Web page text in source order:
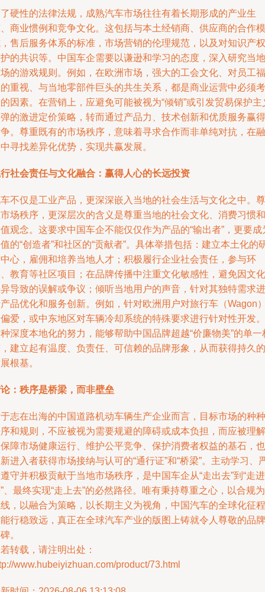
硬性的法律法规，成熟汽车市场往往有着长期形成的产业生
商业惯例和竞争文化。这包括与本土经销商、供应商的合作模
售后服务体系的标准，市场营销的伦理规范，以及对知识产权
的共识等。中国车企需要以谦逊和学习的态度，深入研究当地
的游戏规则。例如，在欧洲市场，强大的工会文化、对员工福
重视、与当地零部件巨头的共生关系，都是商业运营中必须考
因素。在营销上，应避免可能被视为“倾销”或引发贸易保护主
的激进定价策略，转而通过产品力、技术创新和优质服务赢得
。尊重既有的市场秩序，意味着寻求合作而非单纯对抗，在融
寻找差异化优势，实现共赢发展。
社会责任与文化融合：赢得人心的长远投资
不仅是工业产品，更深深嵌入当地的社会生活与文化之中。尊
场秩序，更深层次的含义是尊重当地的社会文化、消费习惯和
观念。这要求中国车企不能仅仅作为产品的“输出者”，更要成
的“创造者”和社区的“贡献者”。具体举措包括：建立本土化的
心，雇佣和培养当地人才；积极履行企业社会责任，参与环
教育等社区项目；在品牌传播中注重文化敏感性，避免因文化
导致的误解或争议；倾听当地用户的声音，针对其独特需求进
品优化和服务创新。例如，针对欧洲用户对旅行车（Wagon
爱，或中东地区对车辆冷却系统的特殊要求进行针对性开发。
深度本地化的努力，能够帮助中国品牌超越“价廉物美”的单一
建立起有温度、负责任、可信赖的品牌形象，从而获得持久的
根基。
：秩序是桥梁，而非壁垒
志在出海的中国道路机动车辆生产企业而言，目标市场的种种
和规则，不应被视为需要规避的障碍或成本负担，而应被理解
障市场健康运行、维护公平竞争、保护消费者权益的基石，也
进入者获得市场接纳与认可的“通行证”和“桥梁”。主动学习、
守并积极贡献于当地市场秩序，是中国车企从“走出去”到“走进
、最终实现“走上去”的必然路径。唯有秉持尊重之心，以合规为
，以融合为策略，以长期主义为视角，中国汽车的全球化征程
行稳致远，真正在全球汽车产业的版图上铸就令人尊敬的品牌
。
转载，请注明出处：
www.hubeiyizhuan.com/product/73.html